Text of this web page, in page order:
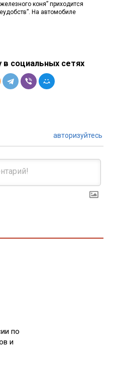
коня” приходится
На автомобиле
в социальных сетях
авторизуйтесь
по
и